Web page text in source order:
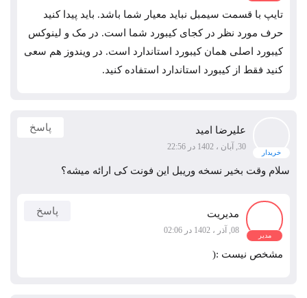
تایپ با قسمت سیمبل نباید معیار شما باشد. باید پیدا کنید
حرف مورد نظر در کجای کیبورد شما است. در مک و لینوکس
کیبورد اصلی همان کیبورد استاندارد است. در ویندوز هم سعی
کنید فقط از کیبورد استاندارد استفاده کنید.
خریدار
علیرضا امید
30, آبان ، 1402 در 22:56
پاسخ
سلام وقت بخیر نسخه وریبل این فونت کی ارائه میشه؟
مدیر
مدیریت
08, آذر ، 1402 در 02:06
پاسخ
مشخص نیست :(